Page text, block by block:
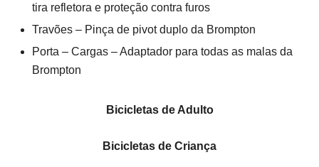
tira refletora e proteção contra furos
Travões – Pinça de pivot duplo da Brompton
Porta – Cargas – Adaptador para todas as malas da
Brompton
Bicicletas de Adulto
Bicicletas de Criança